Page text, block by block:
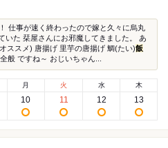
仕事が速く終わったので嫁と久々に烏丸
いた 栞屋さんにお邪魔してきました。 あ
ススメ) 唐揚げ 里芋の唐揚げ 鯛(たい)飯
般 ですね～ おじいちゃん...
月
10
火
11
水
12
木
13